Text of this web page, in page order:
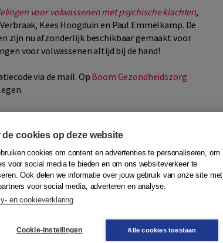
voor volwassenen met psychische klachten,
Kees Hoogduin en Paul Emmelkamp. De
zijn nu afzonderlijk beschikbaar gemaakt voor
voor volwassenen altijd bij de hand!
via de mail. Op Boom Gezondheidszorg
Gert-Jan Hendriks
patiënten met een
agorafobie'
de cookies op deze website
cookies om content en advertenties te personaliseren, om
voor social media te bieden en om ons websiteverkeer te
Ook delen we informatie over jouw gebruik van onze site met
voor social media, adverteren en analyse.
en cookieverklaring
Cookie-instellingen Alle cookies toestaan